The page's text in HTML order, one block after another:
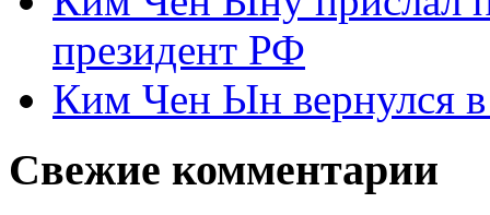
президент РФ
Ким Чен Ын вернулся
Свежие комментарии